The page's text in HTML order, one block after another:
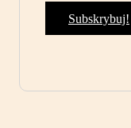
Subskrybuj!